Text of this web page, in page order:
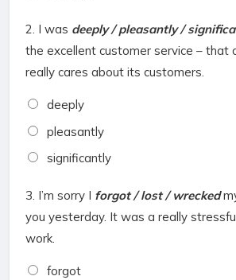
2. I was deeply / pleasantly /
the excellent customer service – that
really cares about its customers.
deeply
pleasantly
significantly
3. I’m sorry I forgot / lost / wrecked
you yesterday. It was a really
work.
forgot